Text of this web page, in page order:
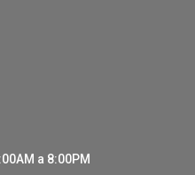
a 8:00PM